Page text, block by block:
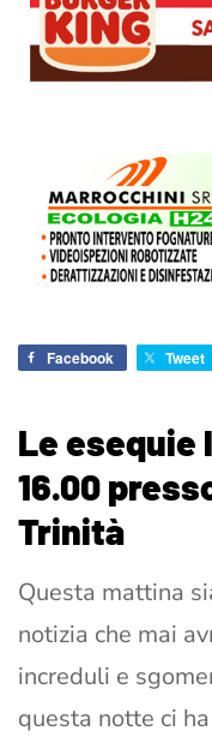
Facebook Tweet
Le esequie
16.00
Trinità
Questa mattina
notizia che mai
increduli e
questa notte ci